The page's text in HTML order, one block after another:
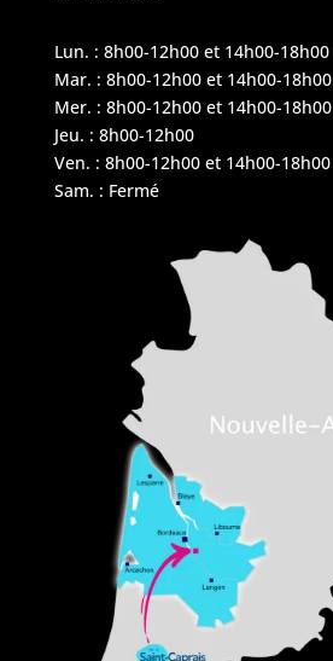
Lun. : 8h00-12h00 et 14h00-18h00
Mar. : 8h00-12h00 et 14h00-18h00
Mer. : 8h00-12h00 et 14h00-18h00
Jeu. : 8h00-12h00
Ven. : 8h00-12h00 et 14h00-18h00
Sam. : Fermé